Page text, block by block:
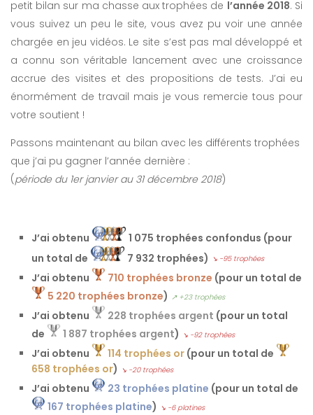
petit bilan sur ma chasse aux trophées de l’année 2018. Si
vous suivez un peu le site, vous avez pu voir une année
chargée en jeu vidéos. Le site s’est pas mal développé et
a connu son véritable lancement avec une croissance
accrue des visites et des propositions de tests. J’ai eu
énormément de travail mais je vous remercie tous pour
votre soutient !
Passons maintenant au bilan avec les différents trophées
que j’ai pu gagner l’année dernière :
(période du 1er janvier au 31 décembre 2018)
J’ai obtenu
1 075 trophées confondus (pour
un total de
7 932 trophées) ↘ -95 trophées
J’ai obtenu 710 trophées bronze (pour un total de
5 220 trophées bronze) ↗ +23 trophées
J’ai obtenu 228 trophées argent (pour un total
de
1 887 trophées argent) ↘ -92 trophées
J’ai obtenu 114 trophées or (pour un total de
658 trophées or) ↘ -20 trophées
J’ai obtenu 23 trophées platine (pour un total de
167 trophées platine) ↘ -6 platines